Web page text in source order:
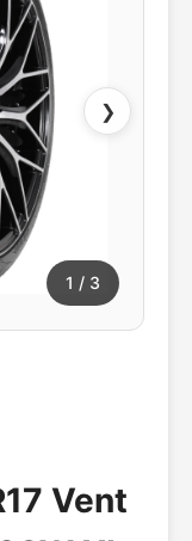
❯
1 / 3
Vent